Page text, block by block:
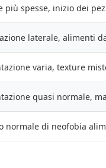
più spesse, inizio dei
laterale, alimenti
varia, texture
quasi normale,
normale di neofobia